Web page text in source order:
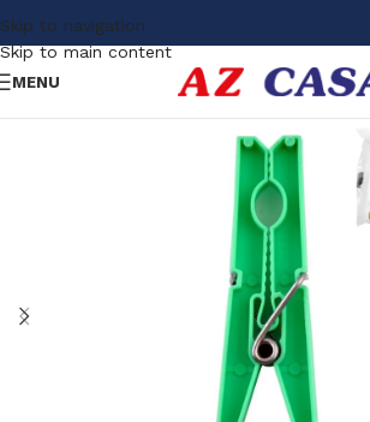
Skip to navigation
Skip to main content
MENU